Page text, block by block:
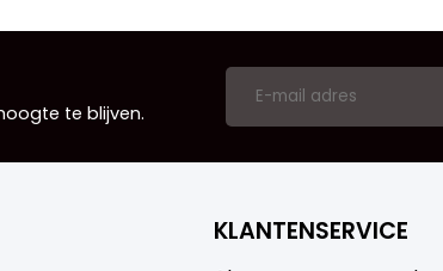
te blijven.
KLANTENSERVICE